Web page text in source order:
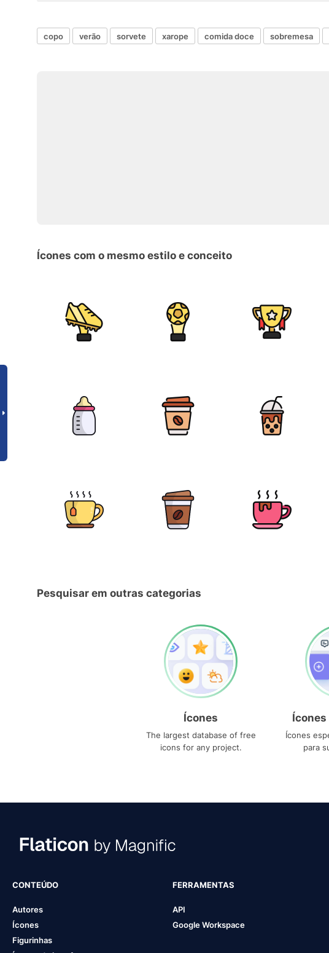
copo verão sorvete xarope comida doce sobremesa
Ícones com o mesmo estilo e conceito
Pesquisar em outras categorias
Ícones
The largest database of free
icons for any project.
Ícones
para
CONTEÚDO
Autores
Ícones
Figurinhas
FERRAMENTAS
API
Google Workspace